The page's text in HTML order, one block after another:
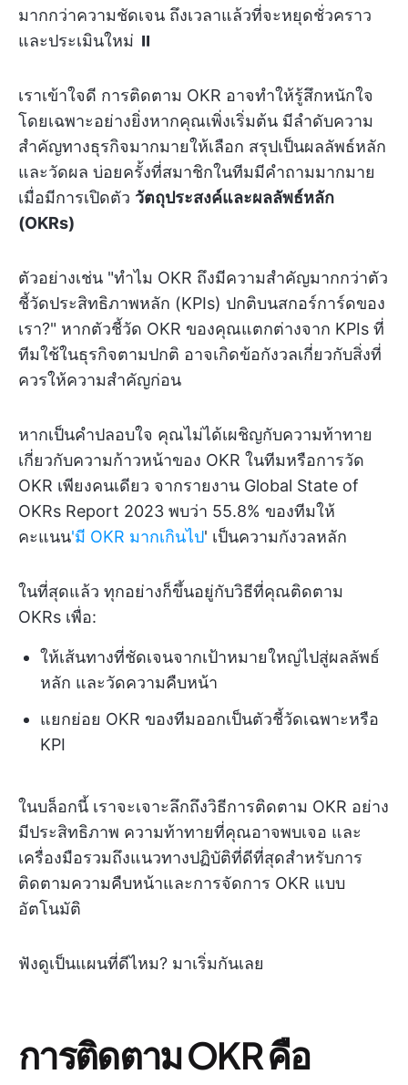
มากกว่าความชัดเจน ถึงเวลาแล้วที่จะหยุดชั่วคราว
และประเมินใหม่ ⏸️
เราเข้าใจดี การติดตาม OKR อาจทำให้รู้สึกหนักใจ
โดยเฉพาะอย่างยิ่งหากคุณเพิ่งเริ่มต้น มีลำดับความ
สำคัญทางธุรกิจมากมายให้เลือก สรุปเป็นผลลัพธ์หลัก
และวัดผล บ่อยครั้งที่สมาชิกในทีมมีคำถามมากมาย
เมื่อมีการเปิดตัว วัตถุประสงค์และผลลัพธ์หลัก
(OKRs)
ตัวอย่างเช่น "ทำไม OKR ถึงมีความสำคัญมากกว่าตัว
ชี้วัดประสิทธิภาพหลัก (KPIs) ปกติบนสกอร์การ์ดของ
เรา?" หากตัวชี้วัด OKR ของคุณแตกต่างจาก KPIs ที่
ทีมใช้ในธุรกิจตามปกติ อาจเกิดข้อกังวลเกี่ยวกับสิ่งที่
ควรให้ความสำคัญก่อน
หากเป็นคำปลอบใจ คุณไม่ได้เผชิญกับความท้าทาย
เกี่ยวกับความก้าวหน้าของ OKR ในทีมหรือการวัด
OKR เพียงคนเดียว จากรายงาน Global State of
OKRs Report 2023 พบว่า 55.8% ของทีมให้
คะแนน'มี OKR มากเกินไป' เป็นความกังวลหลัก
ในที่สุดแล้ว ทุกอย่างก็ขึ้นอยู่กับวิธีที่คุณติดตาม
OKRs เพื่อ:
ให้เส้นทางที่ชัดเจนจากเป้าหมายใหญ่ไปสู่ผลลัพธ์
หลัก และวัดความคืบหน้า
แยกย่อย OKR ของทีมออกเป็นตัวชี้วัดเฉพาะหรือ
KPI
ในบล็อกนี้ เราจะเจาะลึกถึงวิธีการติดตาม OKR อย่าง
มีประสิทธิภาพ ความท้าทายที่คุณอาจพบเจอ และ
เครื่องมือรวมถึงแนวทางปฏิบัติที่ดีที่สุดสำหรับการ
ติดตามความคืบหน้าและการจัดการ OKR แบบ
อัตโนมัติ
ฟังดูเป็นแผนที่ดีไหม? มาเริ่มกันเลย
การติดตาม OKR คือ